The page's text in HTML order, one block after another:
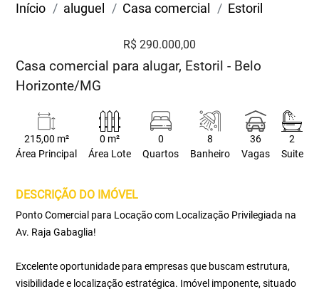
Início aluguel Casa comercial Estoril
R$ 290.000,00
Casa comercial para alugar, Estoril - Belo
Horizonte/MG
215,00 m²
Área Principal
0 m²
Área Lote
0
Quartos
8
Banheiro
36
Vagas
2
Suite
DESCRIÇÃO DO IMÓVEL
Ponto Comercial para Locação com Localização Privilegiada na
Av. Raja Gabaglia!
Excelente oportunidade para empresas que buscam estrutura,
visibilidade e localização estratégica. Imóvel imponente, situado